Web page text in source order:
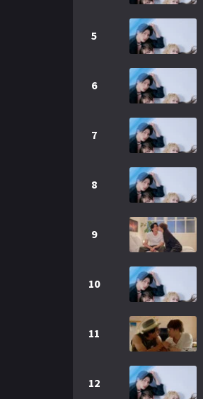
5
6
7
8
9
10
11
12